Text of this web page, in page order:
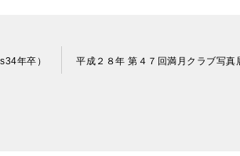
年卒） 平成２８年 第４７回満月クラブ写真